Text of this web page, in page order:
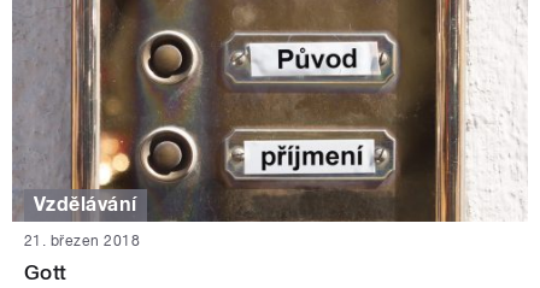
Vzdělávání
21. březen 2018
Gott